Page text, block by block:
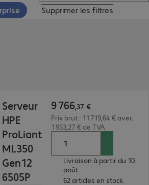
Supprimer les filtres
Serveur
HPE
ProLiant
ML350
Gen12
6505P
9766,37 €
Prix brut : 11 719,64 € avec
1 953,27 € de TVA
Livraison à partir du 10.
août.
62 articles en stock.